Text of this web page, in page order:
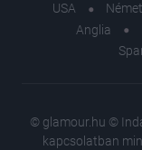
USA
Anglia
© glamour.hu ©
kapcsolatban